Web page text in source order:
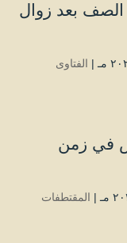
الصف بعد زوال
الفتاوى
في زمن
المقتطفات